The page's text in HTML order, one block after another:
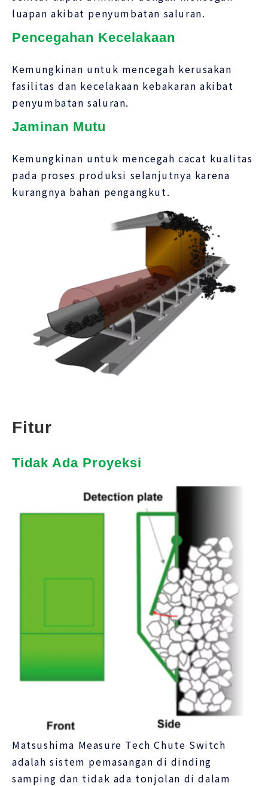
luapan akibat penyumbatan saluran.
Pencegahan Kecelakaan
Kemungkinan untuk mencegah kerusakan
fasilitas dan kecelakaan kebakaran akibat
penyumbatan saluran.
Jaminan Mutu
Kemungkinan untuk mencegah cacat kualitas
pada proses produksi selanjutnya karena
kurangnya bahan pengangkut.
Fitur
Tidak Ada Proyeksi
Matsushima Measure Tech Chute Switch
adalah sistem pemasangan di dinding
samping dan tidak ada tonjolan di dalam